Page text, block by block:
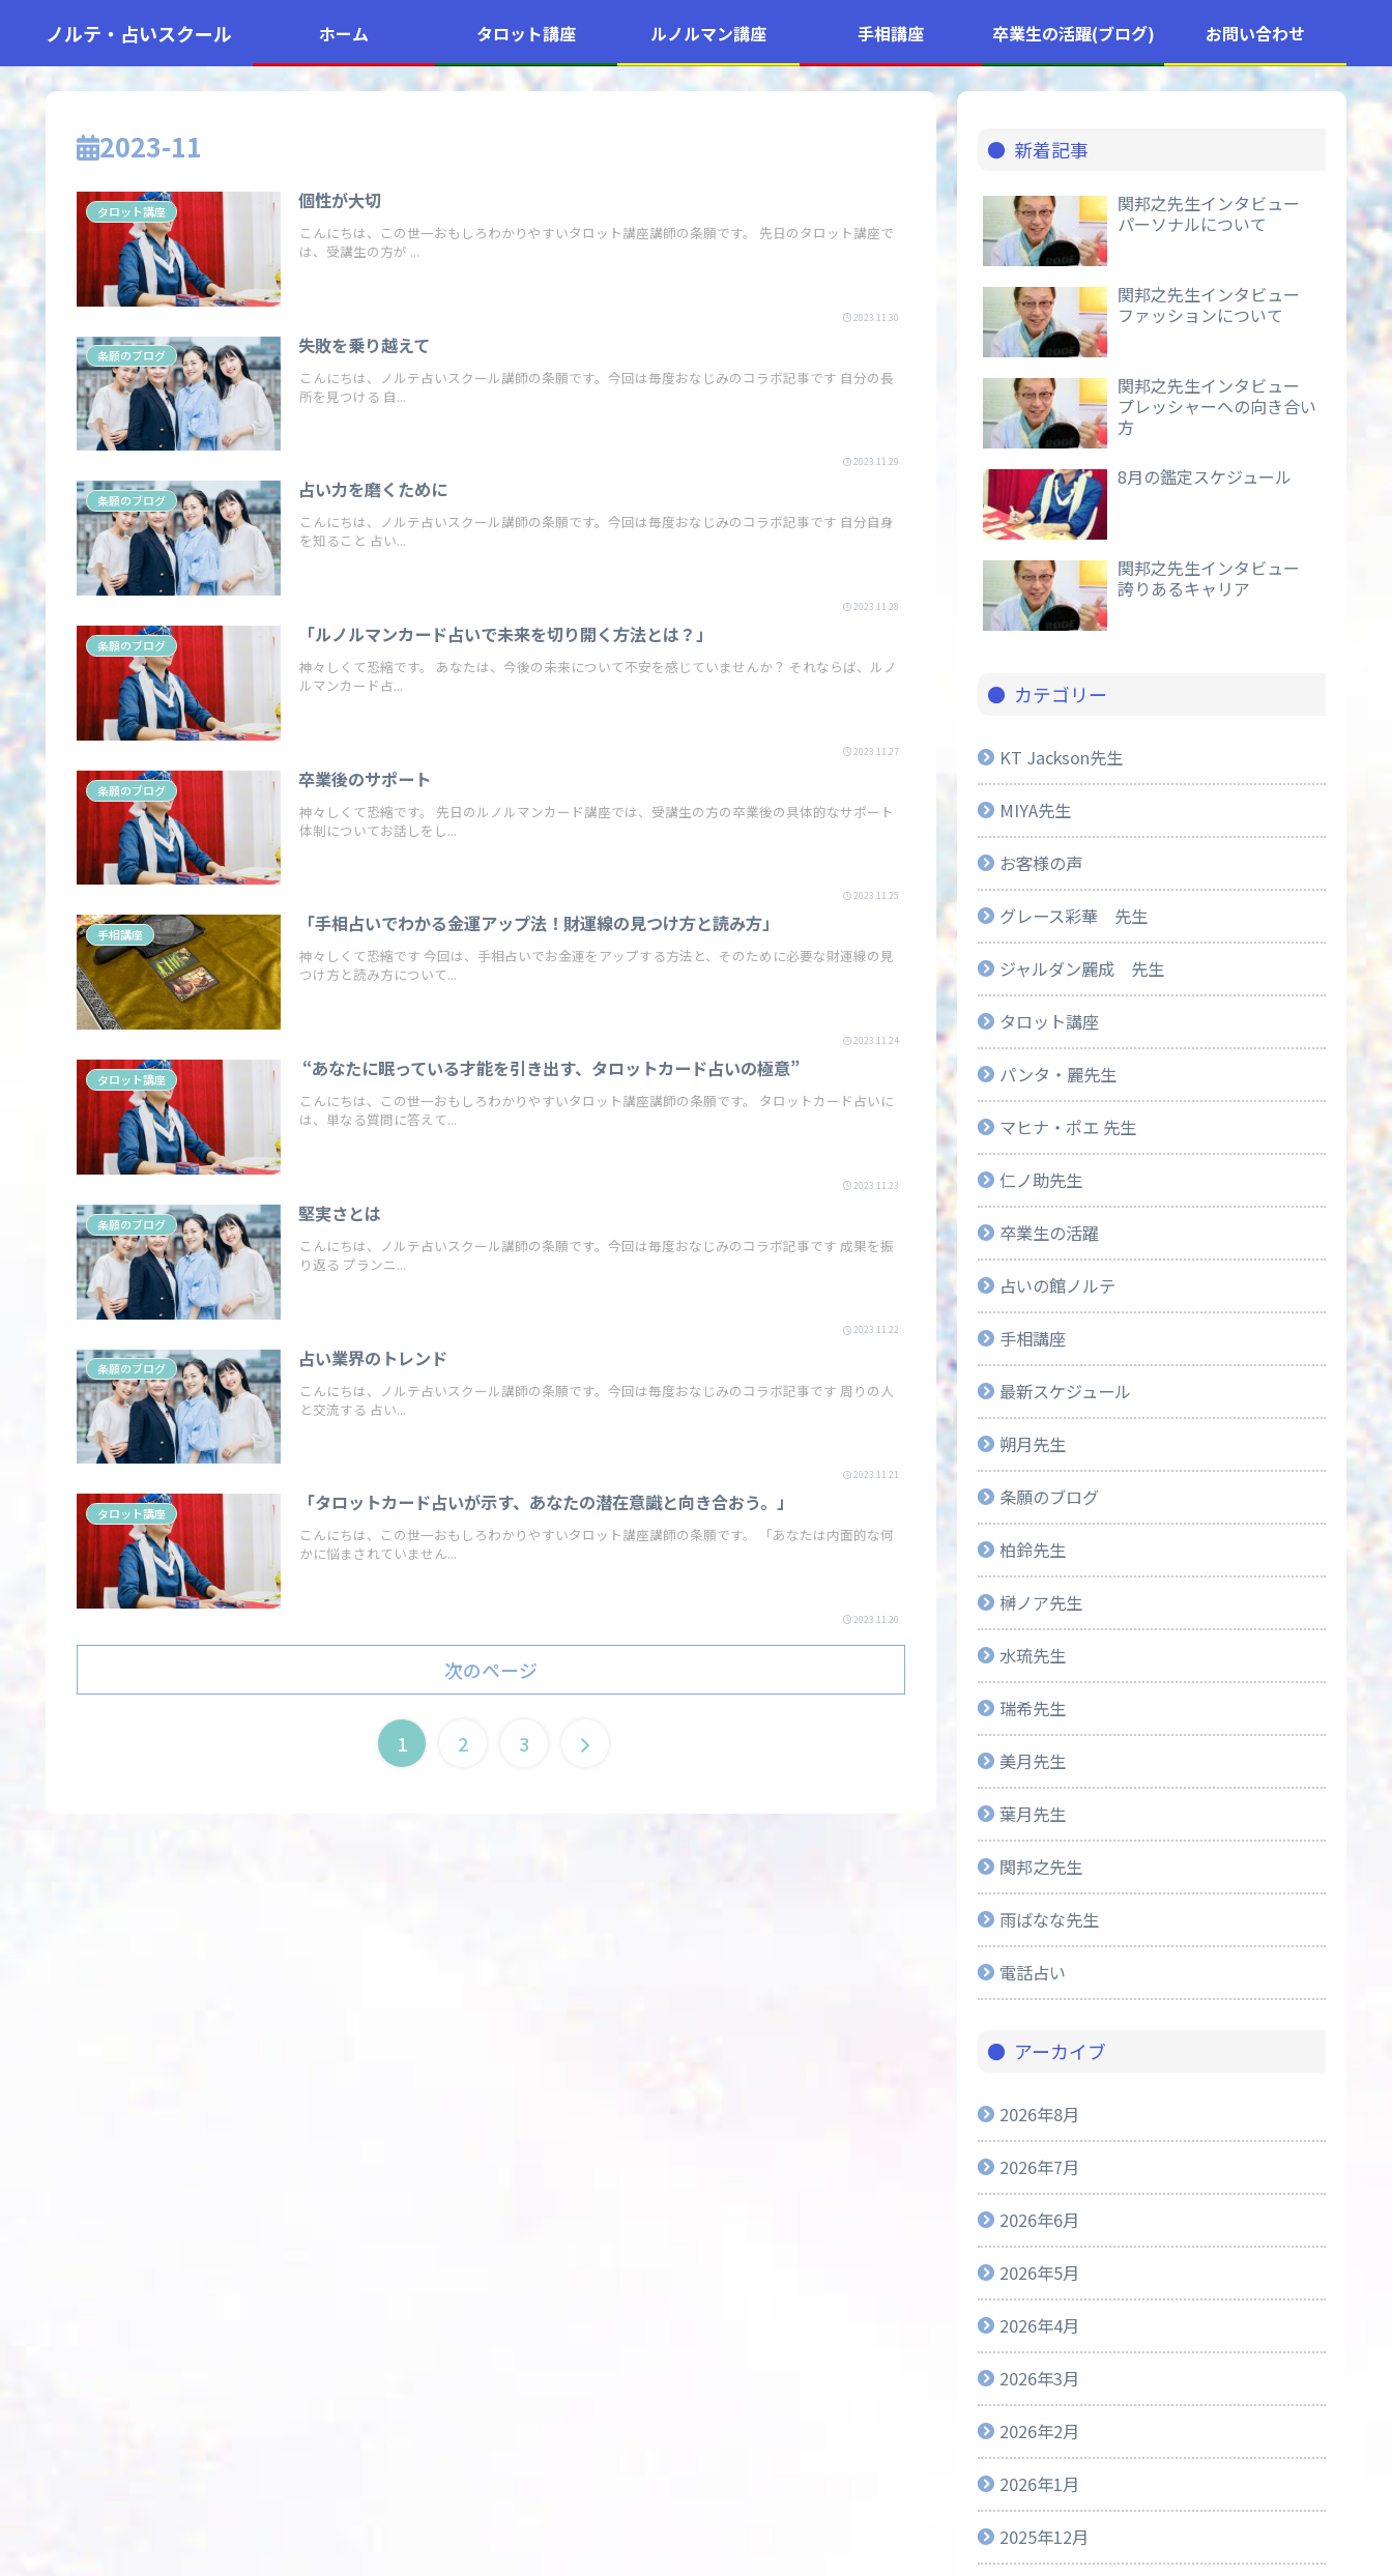
ノルテ・占いスクール ホーム タロット講座 ルノルマン講座 手相講座 卒業生の活躍(ブログ) お問い合わせ
2023-11
タロット講座 個性が大切
こんにちは、この世一おもしろわかりやすいタロット講座講師の条願です。 先日のタロット講座で
は、受講生の方が ...
2023.11.30
条願のブログ 失敗を乗り越えて
こんにちは、ノルテ占いスクール講師の条願です。今回は毎度おなじみのコラボ記事です 自分の長
所を見つける 自...
2023.11.29
条願のブログ 占い力を磨くために
こんにちは、ノルテ占いスクール講師の条願です。今回は毎度おなじみのコラボ記事です 自分自身
を知ること 占い...
2023.11.28
条願のブログ 「ルノルマンカード占いで未来を切り開く方法とは？」
神々しくて恐縮です。 あなたは、今後の未来について不安を感じていませんか？ それならば、ルノ
ルマンカード占...
2023.11.27
条願のブログ 卒業後のサポート
神々しくて恐縮です。 先日のルノルマンカード講座では、受講生の方の卒業後の具体的なサポート
体制についてお話しをし...
2023.11.25
手相講座 「手相占いでわかる金運アップ法！財運線の見つけ方と読み方」
神々しくて恐縮です 今回は、手相占いでお金運をアップする方法と、そのために必要な財運線の見
つけ方と読み方について...
2023.11.24
タロット講座 “あなたに眠っている才能を引き出す、タロットカード占いの極意”
こんにちは、この世一おもしろわかりやすいタロット講座講師の条願です。 タロットカード占いに
は、単なる質問に答えて...
2023.11.23
条願のブログ 堅実さとは
こんにちは、ノルテ占いスクール講師の条願です。今回は毎度おなじみのコラボ記事です 成果を振
り返る プランニ...
2023.11.22
条願のブログ 占い業界のトレンド
こんにちは、ノルテ占いスクール講師の条願です。今回は毎度おなじみのコラボ記事です 周りの人
と交流する 占い...
2023.11.21
タロット講座 「タロットカード占いが示す、あなたの潜在意識と向き合おう。」
こんにちは、この世一おもしろわかりやすいタロット講座講師の条願です。 「あなたは内面的な何
かに悩まされていません...
2023.11.20
次のページ
1 2 3
新着記事
関邦之先生インタビュー
パーソナルについて
関邦之先生インタビュー
ファッションについて
関邦之先生インタビュー
プレッシャーへの向き合い
方
8月の鑑定スケジュール
関邦之先生インタビュー
誇りあるキャリア
カテゴリー
KT Jackson先生
MIYA先生
お客様の声
グレース彩華 先生
ジャルダン麗成 先生
タロット講座
パンタ・麗先生
マヒナ・ポエ 先生
仁ノ助先生
卒業生の活躍
占いの館ノルテ
手相講座
最新スケジュール
朔月先生
条願のブログ
柏鈴先生
榊ノア先生
水琉先生
瑞希先生
美月先生
葉月先生
関邦之先生
雨ばなな先生
電話占い
アーカイブ
2026年8月
2026年7月
2026年6月
2026年5月
2026年4月
2026年3月
2026年2月
2026年1月
2025年12月